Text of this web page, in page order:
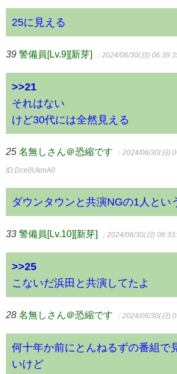
25に見える
39 警備員[Lv.9][新芽] ：2024/06/30(日)
>>21
それはない
けど30代には全然見える
25 名無しさん＠恐縮です ：2024/06/30(日)
ID:Dce0UkmA0
ダウンタウンと共演NGの1人とい
33 警備員[Lv.10][新芽] ：2024/06/30(日)
>>25
こないだ浜田と共演してたよ
28 名無しさん＠恐縮です ：2024/06/30(日)
何十年か前にとんねるずの番組で
いけど